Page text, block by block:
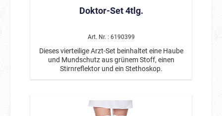
Doktor-Set 4tlg.
Art. Nr. : 6190399
Dieses vierteilige Arzt-Set beinhaltet eine Haube
und Mundschutz aus grünem Stoff, einen
Stirnreflektor und ein Stethoskop.